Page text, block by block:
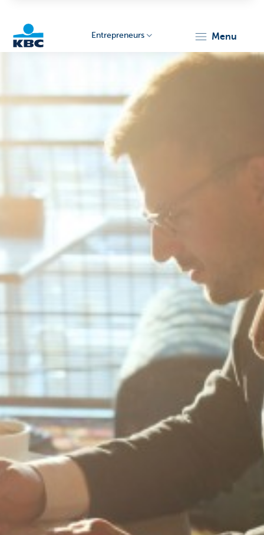
Entrepreneurs menu